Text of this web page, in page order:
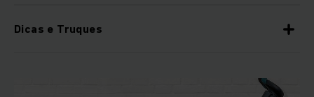
Dicas e Truques